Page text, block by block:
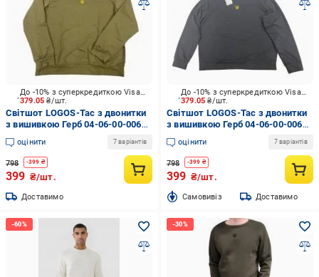
379.05₴/шт.
До -10% з суперкредиткою Visa Вигода
Світшот LOGOS-Tac з двонитки
з вишивкою Герб 04-06-00-0064
р.2XL хакі
оцінити 7 варіантів
798 -399 ₴
399 ₴/шт.
Доставимо
379.05₴/шт.
До -10% з суперкредиткою Visa Вигода
Світшот LOGOS-Tac з двонитки
з вишивкою Герб 04-06-00-0064
р.M чорний
оцінити 7 варіантів
798 -399 ₴
399 ₴/шт.
Cамовивіз Доставимо